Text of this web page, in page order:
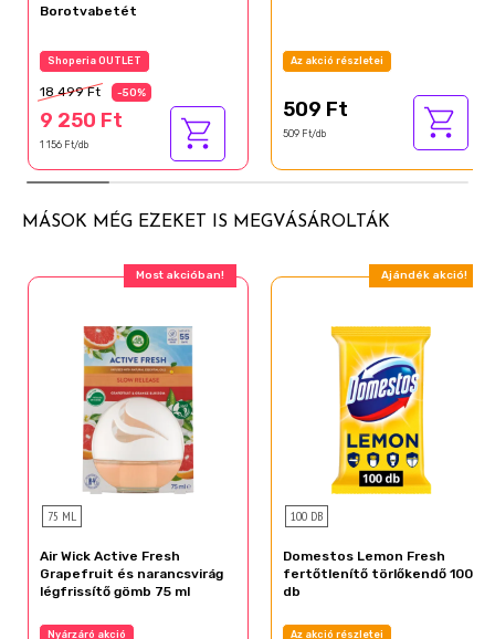
Borotvabetét
Shoperia OUTLET
18 499 Ft -50%
9 250 Ft
1 156 Ft/db
Az akció részletei
509 Ft
509 Ft/db
MÁSOK MÉG EZEKET IS MEGVÁSÁROLTÁK
Most akcióban!
75 ML
Air Wick Active Fresh
Grapefruit és narancsvirág
légfrissítő gömb 75 ml
Nyárzáró akció
Ajándék akció!
100 DB
Domestos Lemon Fresh
fertőtlenítő törlőkendő 100
db
Az akció részletei